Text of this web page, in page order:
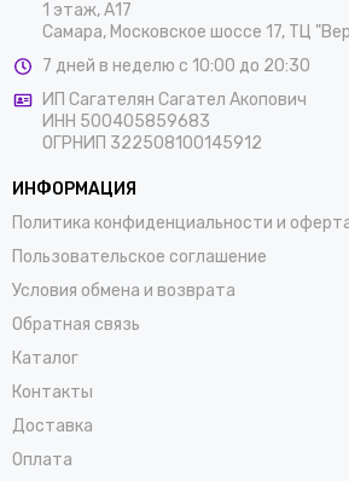
1 этаж, А17
Самара, Московское шоссе 17, ТЦ
7 дней в неделю с 10:00 до 20:30
ИП Сагателян Сагател Акопович
ИНН 500405859683
ОГРНИП 322508100145912
ИНФОРМАЦИЯ
Политика конфиденциальности и
Пользовательское соглашение
Условия обмена и возврата
Обратная связь
Каталог
Контакты
Доставка
Оплата